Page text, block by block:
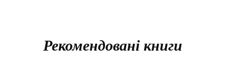
Рекомендовані книги